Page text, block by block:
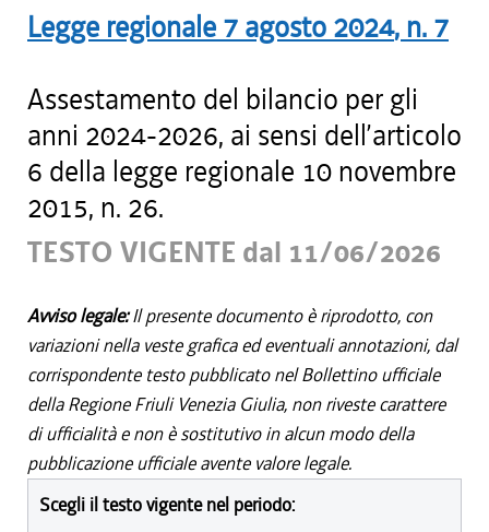
Legge regionale 7 agosto 2024, n. 7
Assestamento del bilancio per gli
anni 2024-2026, ai sensi dell’articolo
6 della legge regionale 10 novembre
2015, n. 26.
TESTO VIGENTE dal 11/06/2026
Avviso legale:Il presente documento è riprodotto, con
variazioni nella veste grafica ed eventuali annotazioni, dal
corrispondente testo pubblicato nel Bollettino ufficiale
della Regione Friuli Venezia Giulia, non riveste carattere
di ufficialità e non è sostitutivo in alcun modo della
pubblicazione ufficiale avente valore legale.
Scegli il testo vigente nel periodo: